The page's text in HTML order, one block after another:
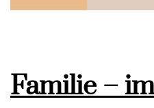
Familie –